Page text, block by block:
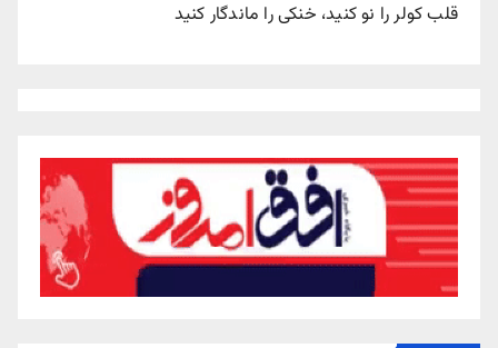
قلب کولر را نو کنید، خنکی را ماندگار کنید